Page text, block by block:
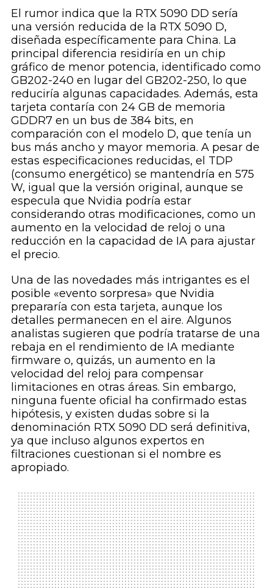
El rumor indica que la RTX 5090 DD sería
una versión reducida de la RTX 5090 D,
diseñada específicamente para China. La
principal diferencia residiría en un chip
gráfico de menor potencia, identificado como
GB202-240 en lugar del GB202-250, lo que
reduciría algunas capacidades. Además, esta
tarjeta contaría con 24 GB de memoria
GDDR7 en un bus de 384 bits, en
comparación con el modelo D, que tenía un
bus más ancho y mayor memoria. A pesar de
estas especificaciones reducidas, el TDP
(consumo energético) se mantendría en 575
W, igual que la versión original, aunque se
especula que Nvidia podría estar
considerando otras modificaciones, como un
aumento en la velocidad de reloj o una
reducción en la capacidad de IA para ajustar
el precio.
Una de las novedades más intrigantes es el
posible «evento sorpresa» que Nvidia
prepararía con esta tarjeta, aunque los
detalles permanecen en el aire. Algunos
analistas sugieren que podría tratarse de una
rebaja en el rendimiento de IA mediante
firmware o, quizás, un aumento en la
velocidad del reloj para compensar
limitaciones en otras áreas. Sin embargo,
ninguna fuente oficial ha confirmado estas
hipótesis, y existen dudas sobre si la
denominación RTX 5090 DD será definitiva,
ya que incluso algunos expertos en
filtraciones cuestionan si el nombre es
apropiado.